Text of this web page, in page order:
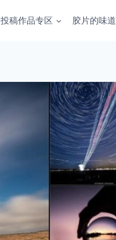
投稿作品专区 胶片的味道